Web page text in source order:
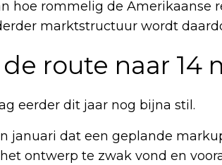
hoe rommelig de Amerikaanse
marktstructuur wordt
route naar 14
eerder dit jaar nog bijna stil.
januari dat een geplande
ontwerp te zwak vond en